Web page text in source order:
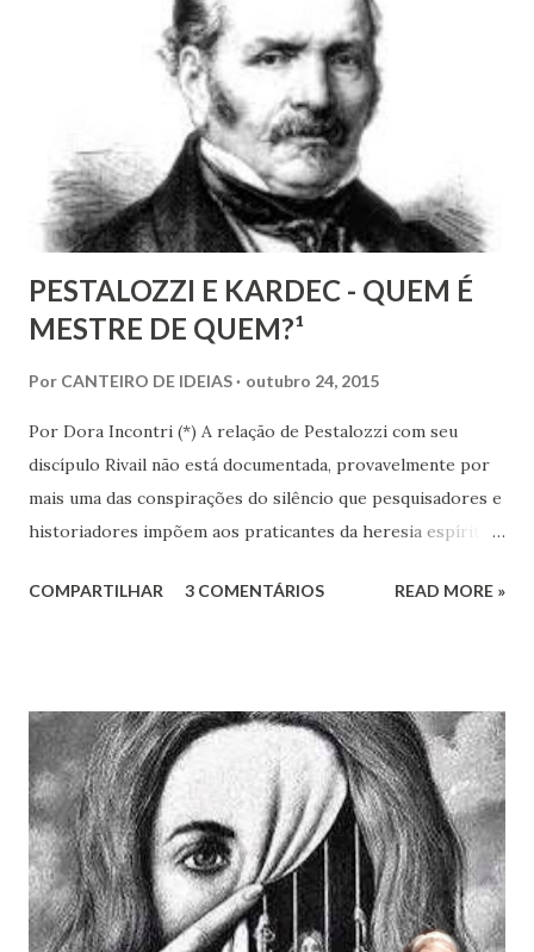
Fortaleza, conseguimos montar a maior parte desse
intricado quebra-cabeças, cujas informações
compartilhamos neste mês em que relembramos os 180
anos de seu nascimento. Bezerra casou-se...
PESTALOZZI E KARDEC - QUEM É
MESTRE DE QUEM?¹
Por CANTEIRO DE IDEIAS outubro 24, 2015
Por Dora Incontri (*) A relação de Pestalozzi com seu
discípulo Rivail não está documentada, provavelmente por
mais uma das conspirações do silêncio que pesquisadores e
historiadores impõem aos praticantes da heresia espírita
de Pestalozzi a amigos, familiares, discípulos, reis,
Pestalozzi a Rivail ou vice-versa. Pestalozzi sonhava
implantar seu método na França, a ponto de ter tido uma
entrevista com o próprio Napoleão Bonaparte, que aliás se
mostrou insensível aos seus planos. Escreveu em 1826 um
pequeno folheto sobre suas ideias em francês. Seria quase
impossível que não trocasse sequer um bilhete com Rivail,
que se assinava seu discípulo e se esforçava por divulgar
COMPARTILHAR 3 COMENTÁRIOS READ MORE »